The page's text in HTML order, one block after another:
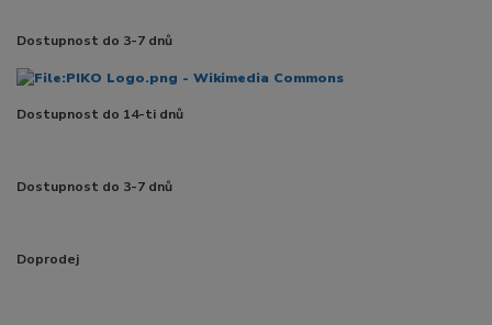
Dostupnost do 3-7 dnů
Dostupnost do 14-ti dnů
Dostupnost do 3-7 dnů
Doprodej